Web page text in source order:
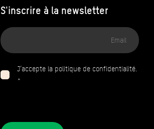
S'inscrire à la newsletter
Adresse
email
J’accepte la politique de confidentialité.
*